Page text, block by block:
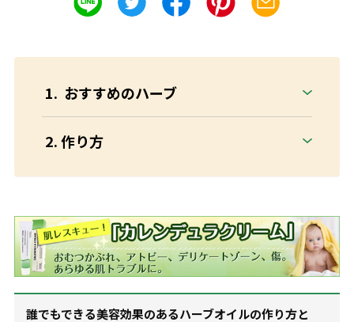
おすすめのハーブ
作り方
誰でもできる美容効果のあるハーブオイルの作り方と